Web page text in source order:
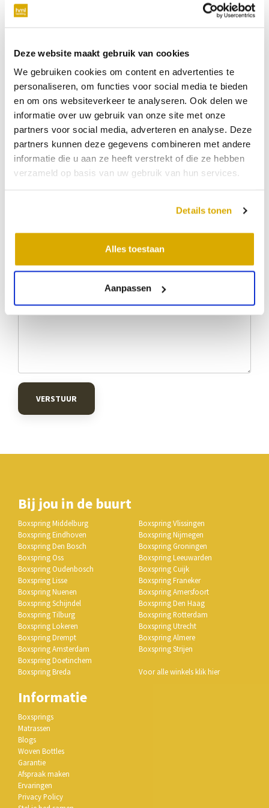
Deze website maakt gebruik van cookies
We gebruiken cookies om content en advertenties te
personaliseren, om functies voor social media te bieden
en om ons websiteverkeer te analyseren. Ook delen we
informatie over uw gebruik van onze site met onze
partners voor social media, adverteren en analyse. Deze
partners kunnen deze gegevens combineren met andere
informatie die u aan ze heeft verstrekt of die ze hebben
verzameld op basis van uw gebruik van hun services.
Details tonen
Alles toestaan
Aanpassen
verplicht
niet verplicht
Datum:23-06-2026
Tijdstip:
Verkooppunt
VERSTUUR
Bij jou in de buurt
Boxspring Middelburg
Boxspring Eindhoven
Boxspring Den Bosch
Boxspring Oss
Boxspring Oudenbosch
Boxspring Lisse
Boxspring Nuenen
Boxspring Schijndel
Boxspring Tilburg
Boxspring Lokeren
Boxspring Drempt
Boxspring Amsterdam
Boxspring Doetinchem
Boxspring Breda
Boxspring Vlissingen
Boxspring Nijmegen
Boxspring Groningen
Boxspring Leeuwarden
Boxspring Cuijk
Boxspring Franeker
Boxspring Amersfoort
Boxspring Den Haag
Boxspring Rotterdam
Boxspring Utrecht
Boxspring Almere
Boxspring Strijen
Voor alle winkels klik hier
Informatie
Boxsprings
Matrassen
Blogs
Woven Bottles
Garantie
Afspraak maken
Ervaringen
Privacy Policy